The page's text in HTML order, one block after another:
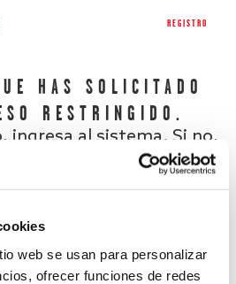
web se usan para personalizar
ofrecer funciones de redes
REGISTRO
HAS SOLICITADO
RESTRINGIDO.
ingresa al sistema. Si no,